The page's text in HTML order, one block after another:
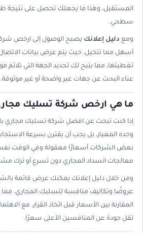
المستقبل، وهذا ما يجعلك تحصل على نتيجة
سطحي.
ومع دليل إعلانك يصبح الوصول إلى ارخص
أسهل مما تتخيل، حيث يتم عرض بيانات الاتصال
تغطيتها، مما يتيح لك تحديد الجهة التي
عناء البحث عن جهات غير واضحة أو غير موثوقة.
ما هي ارخص شركة تسليك
إذا كنت تبحث عن افضل شركة تسليك مجاري
وحده المعيار، بل يجب أن يقترن بسرعة
بعض الشركات أسعارًا معقولة وفي الوقت
معالجات انسداد المجاري دون تسرع أو ترك
ومن خلال دليل إعلانك يمكنك عرض قائمة
عروضًا وتكاليف منافسة لتسليك المجاري،
المقارنة بين الأسعار قبل اتخاذ القرار، مع
تقل جودة عن المنافسين الأعلى سعرًا.